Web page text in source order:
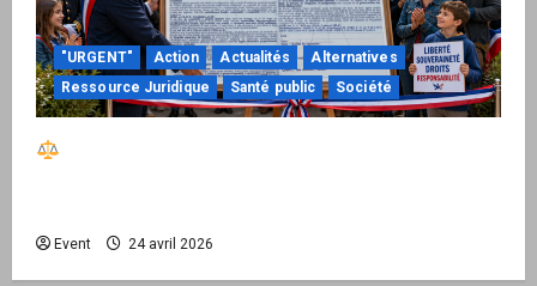
"URGENT" Action Actualités
Alternatives
Ressource Juridique
Santé public Société
Event 24 avril 2026